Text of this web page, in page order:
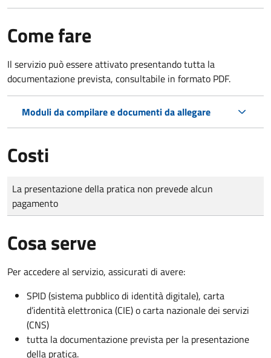
Come fare
Il servizio può essere attivato presentando tutta la
documentazione prevista, consultabile in formato PDF.
Moduli da compilare e documenti da allegare
Costi
Tipo di pagamento
Importo
La presentazione della pratica non prevede alcun
pagamento
Cosa serve
Per accedere al servizio, assicurati di avere:
SPID (sistema pubblico di identità digitale), carta
d’identità elettronica (CIE) o carta nazionale dei servizi
(CNS)
tutta la documentazione prevista per la presentazione
della pratica.